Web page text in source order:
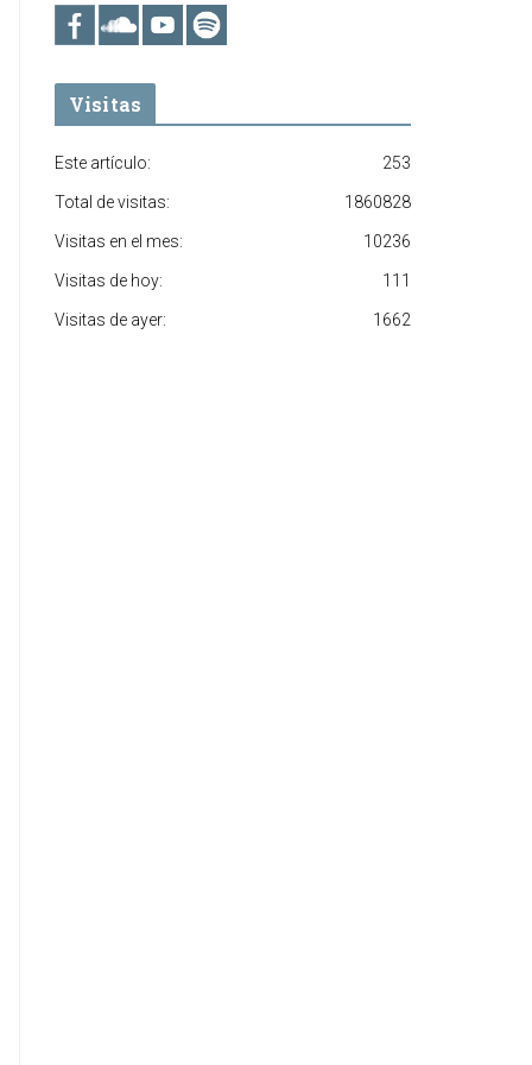
Visitas
253
Este artículo:
1860828
Total de visitas:
10236
Visitas en el mes:
111
Visitas de hoy:
1662
Visitas de ayer: